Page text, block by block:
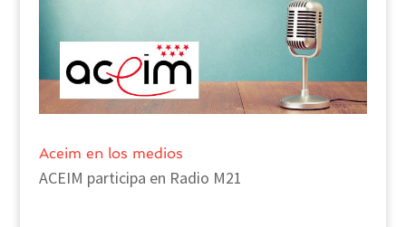
Aceim en los medios
ACEIM participa en Radio M21